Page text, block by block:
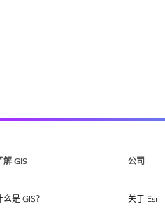
解 GIS
么是 GIS？
公司
关于 Esri